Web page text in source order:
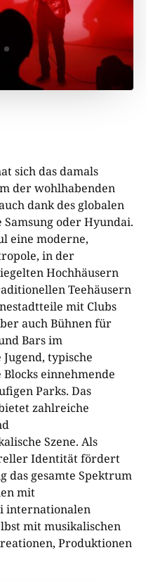
sich das damals
der wohlhabenden
dank des globalen
oder Hyundai.
eine moderne,
in der
Hochhäusern
Teehäusern
mit Clubs
auch Bühnen für
Bars im
typische
einnehmende
Parks. Das
zahlreiche
Szene. Als
Identität fördert
das gesamte Spektrum
mit
internationalen
mit musikalischen
Produktionen